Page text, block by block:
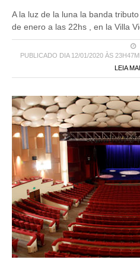
A la luz de la luna la banda
de enero a las 22hs , en la Villa
PUBLICADO DIA 12/01/2020 ÀS
LEIA